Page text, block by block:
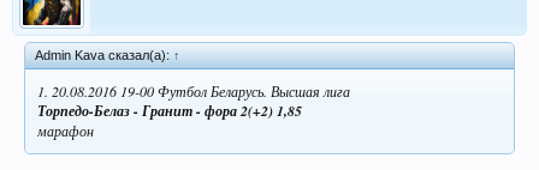
Admin Kava сказал(а): ↑
1. 20.08.2016 19-00 Футбол Беларусь. Высшая лига
Торпедо-Белаз - Гранит - фора 2(+2) 1,85
марафон